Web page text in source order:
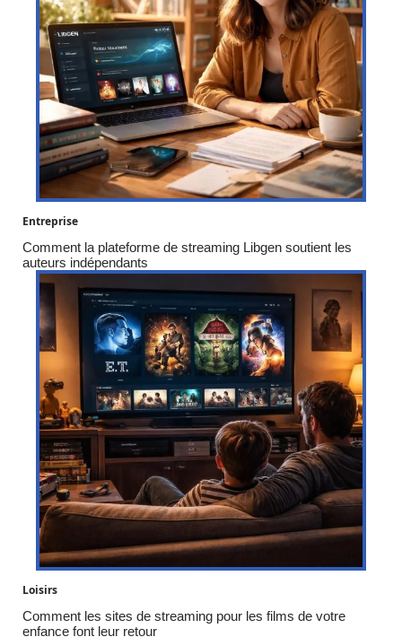
Entreprise
Comment la plateforme de streaming Libgen soutient les
auteurs indépendants
Loisirs
Comment les sites de streaming pour les films de votre
enfance font leur retour